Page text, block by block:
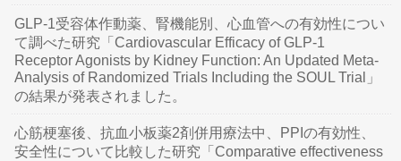
GLP-1受容体作動薬、腎機能別、心血管への有効性につい
て調べた研究「Cardiovascular Efficacy of GLP-1
Receptor Agonists by Kidney Function: An Updated Meta-
Analysis of Randomized Trials Including the SOUL Trial」
の結果が発表されました。
心筋梗塞後、抗血小板薬2剤併用療法中、PPIの有効性、
安全性について比較した研究「Comparative effectiveness